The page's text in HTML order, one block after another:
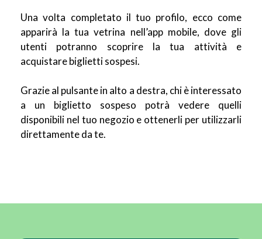
Una volta completato il tuo profilo, ecco come
apparirà la tua vetrina nell’app mobile, dove gli
utenti potranno scoprire la tua attività e
acquistare biglietti sospesi.
Grazie al pulsante in alto a destra, chi è interessato
a un biglietto sospeso potrà vedere quelli
disponibili nel tuo negozio e ottenerli per utilizzarli
direttamente da te.